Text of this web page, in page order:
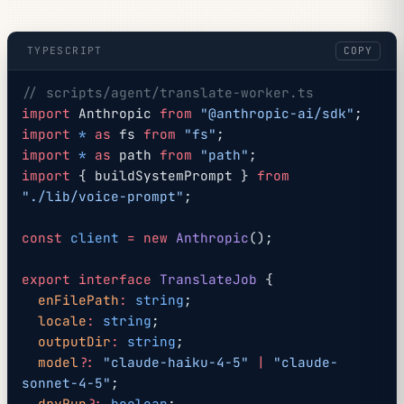
TYPESCRIPT COPY
// scripts/agent/translate-worker.ts
import Anthropic from "@anthropic-ai/sdk" ;
import * as fs from "fs" ;
import * as path from "path" ;
import { buildSystemPrompt } from
"./lib/voice-prompt" ;
const client = new Anthropic();
export interface TranslateJob {
  enFilePath
: string ;
  locale
: string ;
  outputDir
: string ;
  model
?: "claude-haiku-4-5"
"claude-
sonnet-4-5" ;